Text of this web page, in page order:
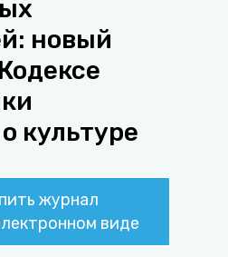
новый
культуре
журнал
виде